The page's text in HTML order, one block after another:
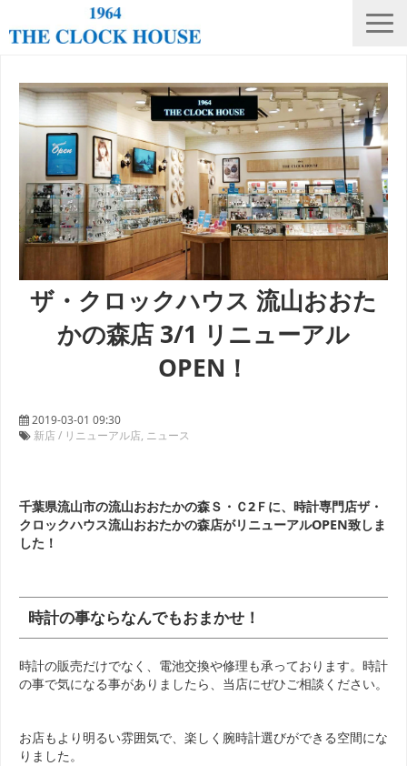
THE CLOCK HOUSE オリジナルウォッチ
ランキング
修理・電池交換
会社概要
採用情報
オンラインストア
ザ・クロックハウス 流山おおた
かの森店 3/1 リニューアル
OPEN！
2019-03-01 09:30
新店 / リニューアル店 ニュース
千葉県流山市の流山おおたかの森Ｓ・Ｃ2Ｆに、時計専門店ザ・
クロックハウス流山おおたかの森店がリニューアルOPEN致しま
した！
時計の事ならなんでもおまかせ！
時計の販売だけでなく、電池交換や修理も承っております。時計
の事で気になる事がありましたら、当店にぜひご相談ください。
お店もより明るい雰囲気で、楽しく腕時計選びができる空間にな
りました。